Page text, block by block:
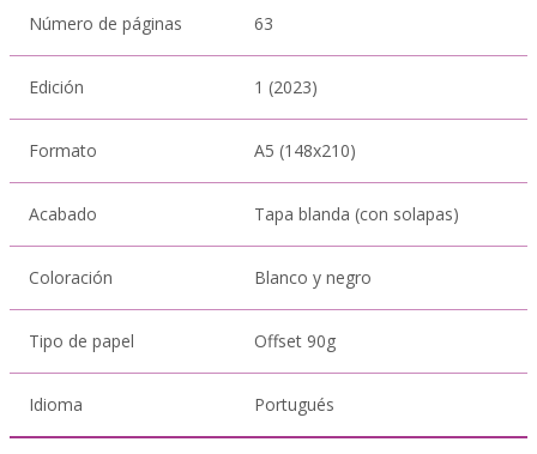
Número de páginas 63
Edición 1 (2023)
Formato A5 (148x210)
Acabado Tapa blanda (con solapas)
Coloración Blanco y negro
Tipo de papel Offset 90g
Idioma Portugués